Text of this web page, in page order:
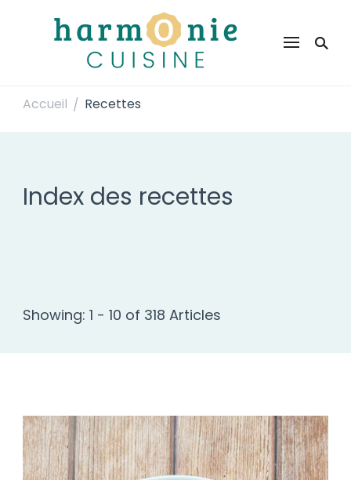
Harmonie Cuisine
Accueil / Recettes
Index des recettes
Showing: 1 - 10 of 318 Articles